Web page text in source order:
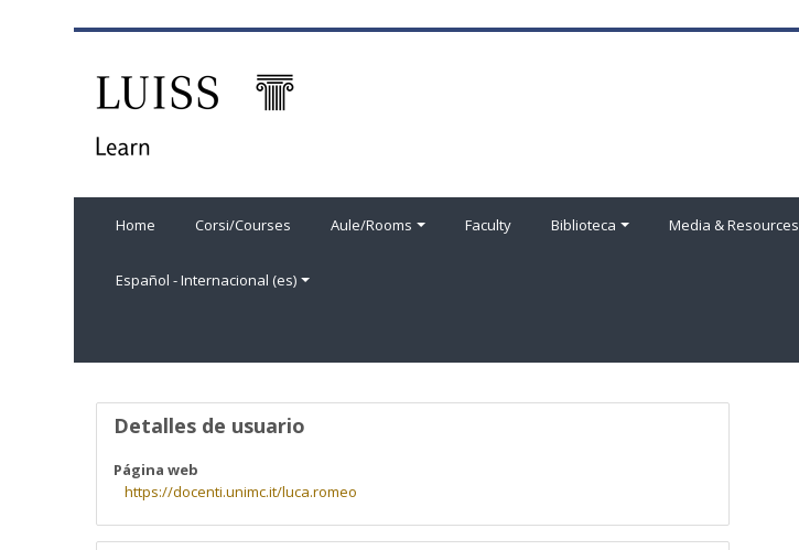
Home Corsi/Courses Aule/Rooms Faculty Biblioteca Media & Resources
Español - Internacional ‎(es)‎
Perfil de usuario
Detalles de usuario
Página web
https://docenti.unimc.it/luca.romeo